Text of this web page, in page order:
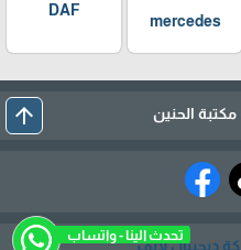
تحدث الينا - واتساب
mercedes
DAF
مكتبة الحنين arrow_upward
ديجيتال لايف